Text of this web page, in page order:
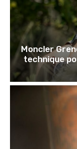
Moncler
technique